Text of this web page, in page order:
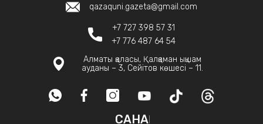
qazaquni.gazeta@gmail.com
+7 727 398 57 31
+7 776 487 64 54
Алматы қаласы, Қалқаман ықшам
ауданы – 3, Сейітов көшесі – 11.
САНАҚ